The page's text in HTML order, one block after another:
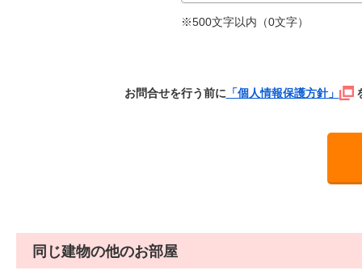
※500文字以内（0文字）
お問合せを行う前に「個人情報保護方針」
同じ建物の他のお部屋